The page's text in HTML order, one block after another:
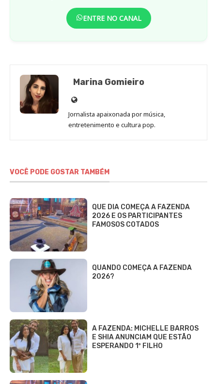
ENTRE NO CANAL
Marina Gomieiro
Site
de
Marina
Jornalista apaixonada por música,
entretenimento e cultura pop.
VOCÊ PODE GOSTAR TAMBÉM
QUE DIA COMEÇA A FAZENDA
2026 E OS PARTICIPANTES
FAMOSOS COTADOS
QUANDO COMEÇA A FAZENDA
2026?
A FAZENDA: MICHELLE BARROS
E SHIA ANUNCIAM QUE ESTÃO
ESPERANDO 1º FILHO